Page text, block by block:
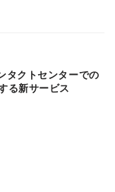
タクトセンターでの
る新サービス